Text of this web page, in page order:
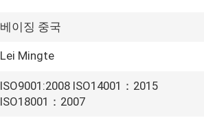
베이징 중국
Lei Mingte
ISO9001:2008 ISO14001：2015
ISO18001：2007